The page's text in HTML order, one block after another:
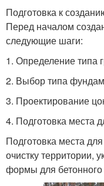
Подготовка к
Перед началом
следующие шаги:
1. Определение типа
2. Выбор типа
3. Проектирование
4. Подготовка места
Подготовка места
очистку территории,
формы для бетонного